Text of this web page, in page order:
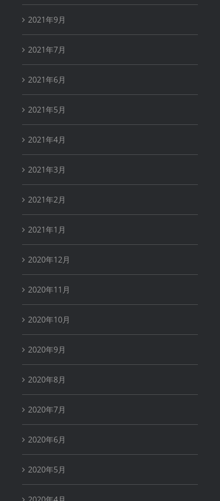
2021年9月
2021年7月
2021年6月
2021年5月
2021年4月
2021年3月
2021年2月
2021年1月
2020年12月
2020年11月
2020年10月
2020年9月
2020年8月
2020年7月
2020年6月
2020年5月